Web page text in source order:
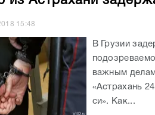
15:48
В Грузии
важным
«Астрахань
си». Как...